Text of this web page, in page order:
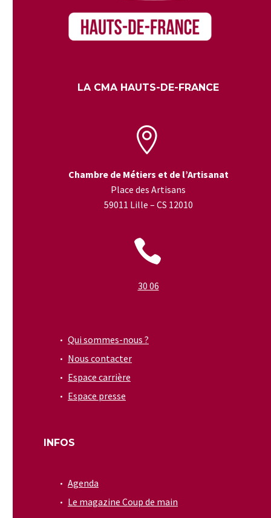
LA CMA HAUTS-DE-FRANCE


Chambre de Métiers et de l’Artisanat
Place des Artisans
59011 Lille – CS 12010


30 06
Qui sommes-nous ?
Nous contacter
Espace carrière
Espace presse
INFOS
Agenda
Le magazine Coup de main